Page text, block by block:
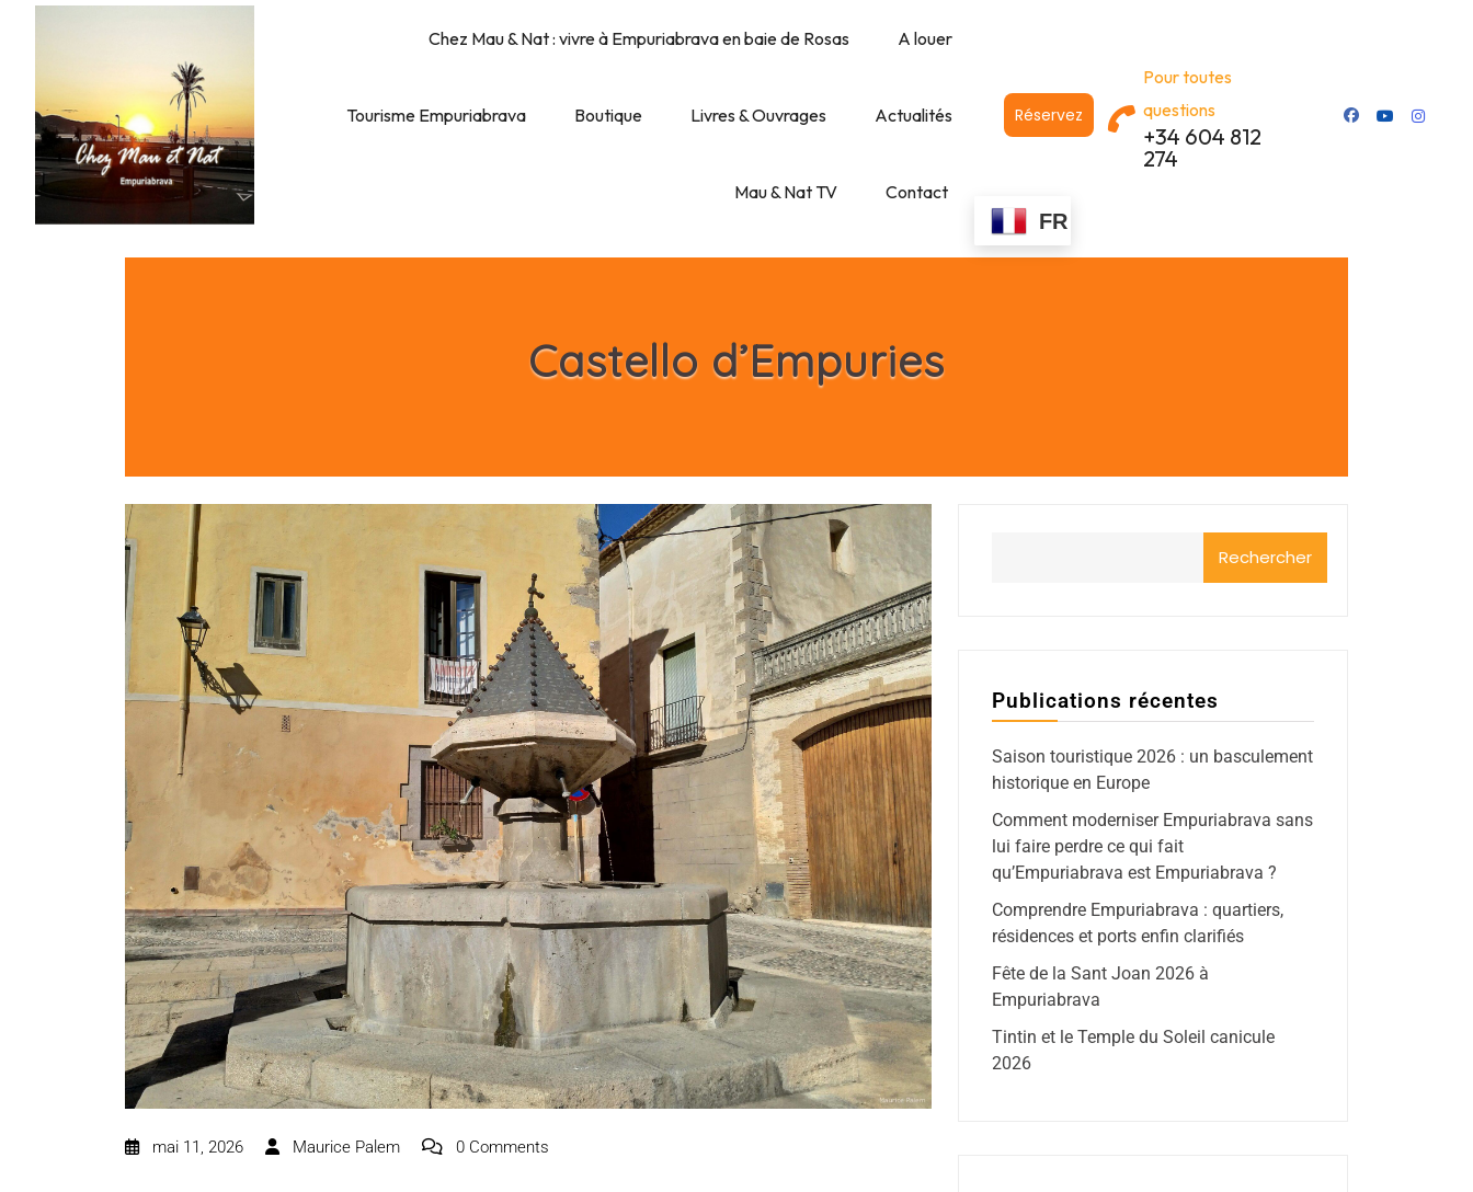
Chez Mau & Nat : vivre à Empuriabrava en baie de Rosas A louer
Tourisme Empuriabrava Boutique Livres & Ouvrages Actualités
Mau & Nat TV Contact
FR
Réservez
Pour toutes
questions
+34 604 812
274
Castello d’Empuries
mai 11, 2026 Maurice Palem 0 Comments
Rechercher
Publications récentes
Saison touristique 2026 : un basculement
historique en Europe
Comment moderniser Empuriabrava sans
lui faire perdre ce qui fait
qu’Empuriabrava est Empuriabrava ?
Comprendre Empuriabrava : quartiers,
résidences et ports enfin clarifiés
Fête de la Sant Joan 2026 à
Empuriabrava
Tintin et le Temple du Soleil canicule
2026